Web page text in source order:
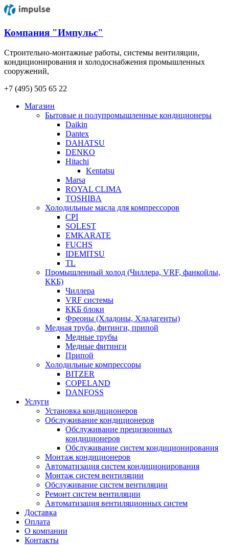
Компания "Импульс"
Строительно-монтажные работы, системы вентиляции,
кондиционирования и холодоснабжения промышленных
сооружений,
+7 (495) 505 65 22
Магазин
Бытовые и полупромышленные кондиционеры
Daikin
Dantex
DAHATSU
DENKO
Hitachi
Kentatsu
Marsa
ROYAL CLIMA
TOSHIBA
Холодильные масла для компрессоров
CPI
SOLEST
EMKARATE
FUCHS
IDEMITSU
TL
Промышленный холод (Чиллера, VRF, фанкойлы,
ККБ)
Чиллера
VRF системы
ККБ блоки
Фреоны (Хладоны, Хладагенты)
Медная труба, фитинги, припой
Медные трубы
Медные фитинги
Припой
Холодильные компрессоры
BITZER
COPELAND
DANFOSS
Услуги
Установка кондиционеров
Обслуживание кондиционеров
Обслуживание прецизионных
кондиционеров
Обслуживание систем кондиционирования
Монтаж кондиционеров
Автоматизация систем кондиционирования
Монтаж систем вентиляции
Обслуживание систем вентиляции
Ремонт систем вентиляции
Автоматизация вентиляционных систем
Доставка
Оплата
О компании
Контакты